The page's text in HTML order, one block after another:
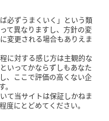
必ずうまくいく」という類
て異なりますし、方針の変
変更される場合もありえま
に対する感じ方は主観的な
いってかならずしもあなた
、ここで評価の高くない企
て当サイトは保証しかねま
度にとどめてください。